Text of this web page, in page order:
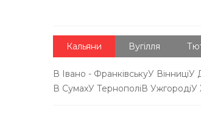
Кальяни Вугілля
В Івано - ФранківськуУ ВінниціУ
В СумахУ ТернополіВ УжгородіУ